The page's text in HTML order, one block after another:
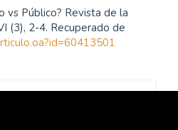
vs Público? Revista de la
(3), 2-4. Recuperado de